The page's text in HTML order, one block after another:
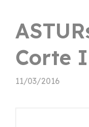
Corte
11/03/2016